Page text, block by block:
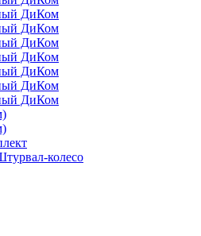
ДиКом
ДиКом
ДиКом
ДиКом
ДиКом
ДиКом
ДиКом
колесо